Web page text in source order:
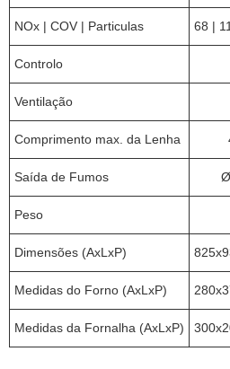
NOx | COV | Particulas 68 |
Controlo
Ventilação
Comprimento max. da Lenha
Saída de Fumos
Peso
Dimensões (AxLxP)
Medidas do Forno (AxLxP)
Medidas da Fornalha (AxLxP)